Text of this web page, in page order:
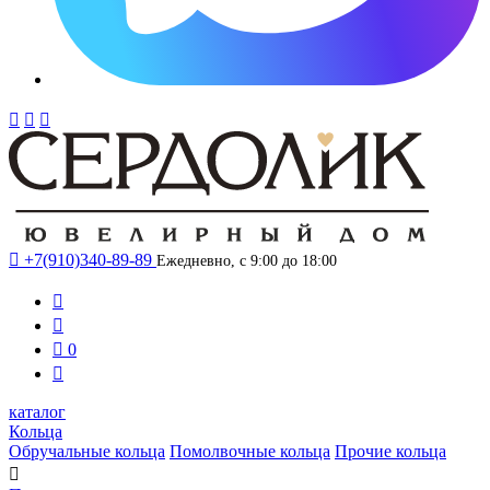
  
 +7(910)340-89-89 Ежедневно, с 9:00 до 18:00


 0

каталог
Кольца
Обручальные кольца Помолвочные кольца Прочие кольца
